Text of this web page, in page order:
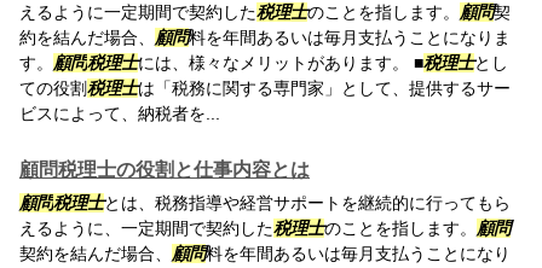
えるように一定期間で契約した税理士のことを指します。 顧問契
約を結んだ場合、 顧問料を年間あるいは毎月支払うことになりま
す。 顧問税理士には、様々なメリットがあります。 ■税理士とし
ての役割税理士は「税務に関する専門家」として、提供するサー
ビスによって、納税者を...
顧問税理士の役割と仕事内容とは
顧問税理士とは、税務指導や経営サポートを継続的に行ってもら
えるように、一定期間で契約した税理士のことを指します。 顧問
契約を結んだ場合、 顧問料を年間あるいは毎月支払うことになり